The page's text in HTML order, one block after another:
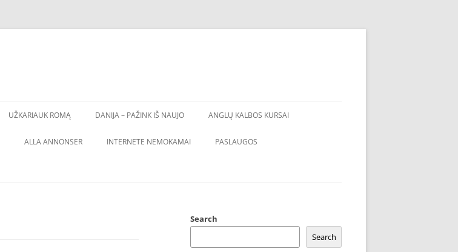
UŽKARIAUK ROMĄ DANIJA – PAŽINK IŠ NAUJO ANGLŲ KALBOS KURSAI
ALLA ANNONSER INTERNETE NEMOKAMAI PASLAUGOS
Search
Search